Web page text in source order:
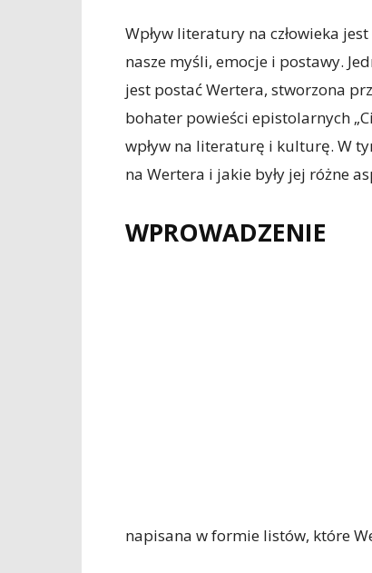
Wpływ literatury na człowieka
nasze myśli, emocje i postawy.
jest postać Wertera, stworzona
bohater powieści epistolarnych
wpływ na literaturę i kulturę. W
na Wertera i jakie były jej różne
WPROWADZENIE
napisana w formie listów, które